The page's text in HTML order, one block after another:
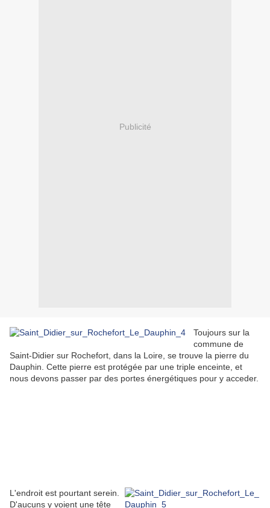
Publicité
Toujours sur la
commune de
Saint-Didier sur Rochefort, dans la Loire, se trouve la pierre du
Dauphin. Cette pierre est protégée par une triple enceinte, et
nous devons passer par des portes énergétiques pour y acceder.
L'endroit est pourtant serein.
D'aucuns y voient une tête